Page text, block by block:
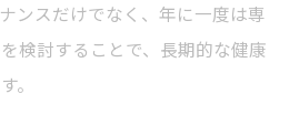
ンスだけでなく、年に一度は専
検討することで、長期的な健康
。